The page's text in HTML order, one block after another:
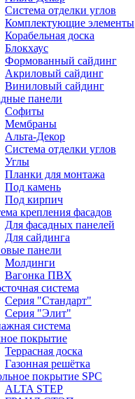
Система отделки углов
Комплектующие элементы
Корабельная доска
Блокхаус
Формованный сайдинг
Акриловый сайдинг
Виниловый сайдинг
панели
Софиты
Мембраны
Альта-Декор
Система отделки углов
Углы
Планки для монтажа
Под камень
Под кирпич
крепления фасадов
Для фасадных панелей
Для сайдинга
панели
Молдинги
Вагонка ПВХ
система
Серия "Стандарт"
Серия "Элит"
система
покрытие
Террасная доска
Газонная решётка
покрытие SPC
ALTA STEP